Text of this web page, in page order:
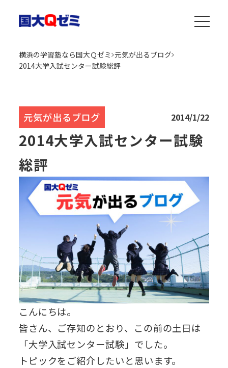
横浜の学習塾なら国大Ｑゼミ 元気が出るブログ
2014大学入試センター試験総評
元気が出るブログ 2014/1/22
2014大学入試センター試験
総評
こんにちは。
皆さん、ご存知のとおり、この前の土日は
「大学入試センター試験」でした。
トピックをご紹介したいと思います。